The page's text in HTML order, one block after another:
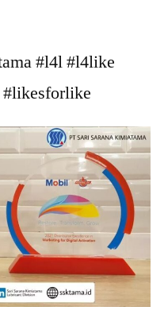
#l4l #l4like